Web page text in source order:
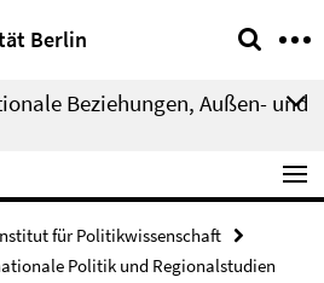
Berlin
Beziehungen, Außen- und
für Politikwissenschaft
Politik und Regionalstudien